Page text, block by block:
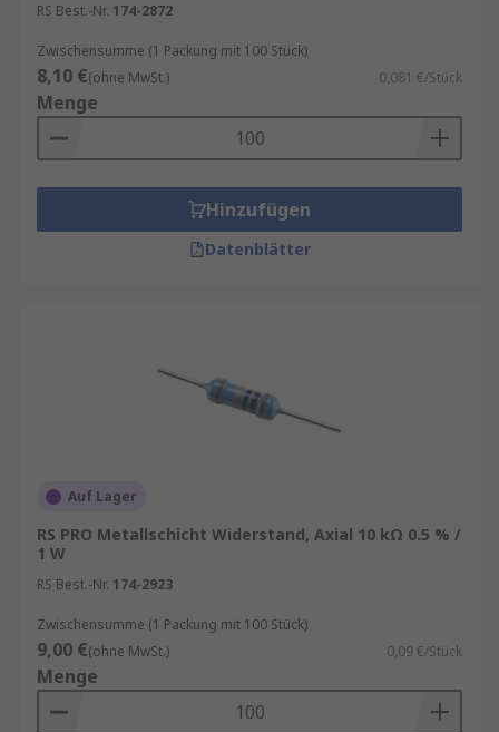
RS Best.-Nr. 174-2872
Zwischensumme (1 Packung mit 100 Stück)
8,10 €(ohne MwSt.) 0,081 €/Stück
Menge
Hinzufügen
Datenblätter
Auf Lager
RS PRO Metallschicht Widerstand, Axial 10 kΩ 0.5 % /
1 W
RS Best.-Nr. 174-2923
Zwischensumme (1 Packung mit 100 Stück)
9,00 €(ohne MwSt.) 0,09 €/Stück
Menge